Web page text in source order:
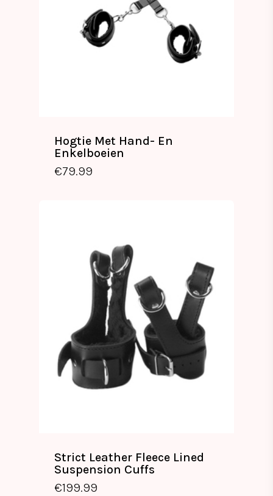
Hogtie Met Hand- En
Enkelboeien
€79.99
Strict Leather Fleece Lined
Suspension Cuffs
€199.99
€199.99